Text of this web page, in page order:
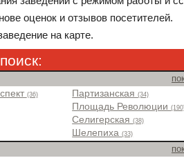
оценок и отзывов посетителей.
на карте.
(36) Партизанская(34)
Площадь Революции
Селигерская(38)
Шелепиха(33)